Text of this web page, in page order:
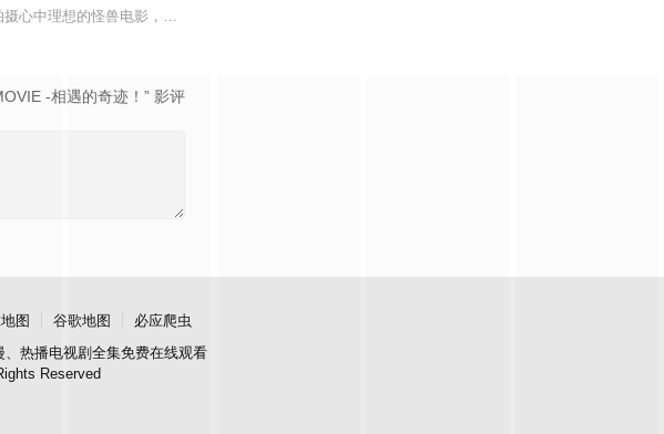
在最终的赛场上改写结局，守护
场的故事。起义成功后，它们在狡猾的猪拿破仑（塞斯·罗根 Seth Rogen 配音）统治下，面临着
摄心中理想的怪兽电影，小黄人（皮埃尔·柯芬 Pierre Coffin 配音）这群萌趣活宝四处物色演员，竟然
-相遇的奇迹！” 影评
图 谷歌地图
必应爬虫
热播电视剧全集免费在线观看
Reserved